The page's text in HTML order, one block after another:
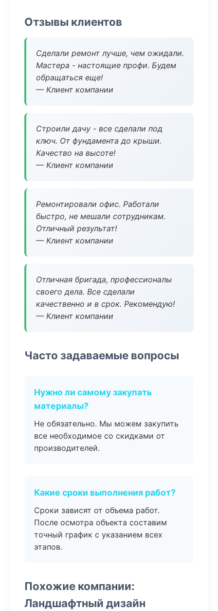
Отзывы клиентов
Сделали ремонт лучше, чем ожидали.
Мастера - настоящие профи. Будем
обращаться еще!
— Клиент компании
Строили дачу - все сделали под
ключ. От фундамента до крыши.
Качество на высоте!
— Клиент компании
Ремонтировали офис. Работали
быстро, не мешали сотрудникам.
Отличный результат!
— Клиент компании
Отличная бригада, профессионалы
своего дела. Все сделали
качественно и в срок. Рекомендую!
— Клиент компании
Часто задаваемые вопросы
Нужно ли самому закупать
материалы?
Не обязательно. Мы можем закупить
все необходимое со скидками от
производителей.
Какие сроки выполнения работ?
Сроки зависят от объема работ.
После осмотра объекта составим
точный график с указанием всех
этапов.
Похожие компании:
Ландшафтный дизайн